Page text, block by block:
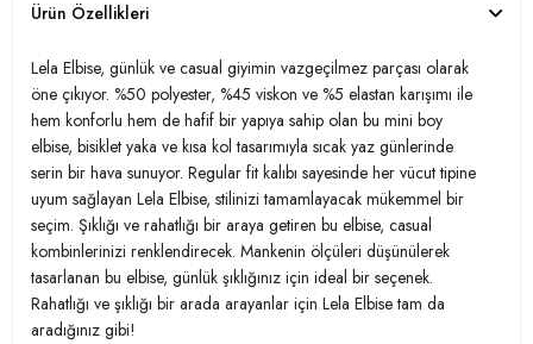
Ürün Özellikleri
Lela Elbise, günlük ve casual giyimin vazgeçilmez parçası olarak
öne çıkıyor. %50 polyester, %45 viskon ve %5 elastan karışımı ile
hem konforlu hem de hafif bir yapıya sahip olan bu mini boy
elbise, bisiklet yaka ve kısa kol tasarımıyla sıcak yaz günlerinde
serin bir hava sunuyor. Regular fit kalıbı sayesinde her vücut tipine
uyum sağlayan Lela Elbise, stilinizi tamamlayacak mükemmel bir
seçim. Şıklığı ve rahatlığı bir araya getiren bu elbise, casual
kombinlerinizi renklendirecek. Mankenin ölçüleri düşünülerek
tasarlanan bu elbise, günlük şıklığınız için ideal bir seçenek.
Rahatlığı ve şıklığı bir arada arayanlar için Lela Elbise tam da
aradığınız gibi!